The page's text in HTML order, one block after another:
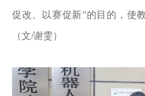
促改、以赛促新”的目的，使
（文/谢雯）